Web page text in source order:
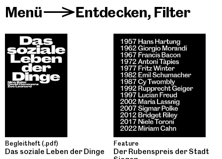
Menü>Entdecken, Filter
Begleitheft (.pdf)
Das soziale Leben der Dinge
Feature
Der Rubenspreis der Stadt